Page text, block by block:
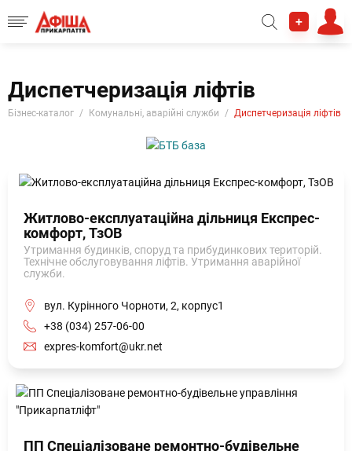
+
Диспетчеризація ліфтів
Бізнес-каталог Комунальні, аварійні служби Диспетчеризація ліфтів
Житлово-експлуатаційна дільниця Експрес-
комфорт, ТзОВ
Утримання будинків, споруд та прибудинкових територій.
Технічне обслуговування ліфтів. Утримання аварійної
служби.
вул. Курінного Чорноти, 2, корпус1
+38 (034) 257-06-00
expres-komfort@ukr.net
ПП Спеціалізоване ремонтно-будівельне